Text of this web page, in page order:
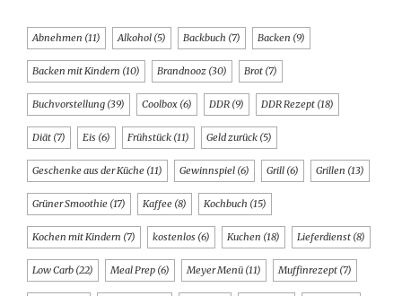
Abnehmen (11) Alkohol (5) Backbuch (7) Backen (9)
Backen mit Kindern (10) Brandnooz (30) Brot (7)
Buchvorstellung (39) Coolbox (6) DDR (9) DDR Rezept (18)
Diät (7) Eis (6) Frühstück (11) Geld zurück (5)
Geschenke aus der Küche (11) Gewinnspiel (6) Grill (6) Grillen (13)
Grüner Smoothie (17) Kaffee (8) Kochbuch (15)
Kochen mit Kindern (7) kostenlos (6) Kuchen (18) Lieferdienst (8)
Low Carb (22) Meal Prep (6) Meyer Menü (11) Muffinrezept (7)